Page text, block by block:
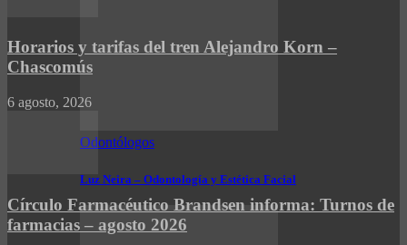
Odontólogos
Luz Neira – Odontología y Estética Facial
Horarios y tarifas del tren Alejandro Korn –
Chascomús
6 agosto, 2026
Círculo Farmacéutico Brandsen informa: Turnos de
farmacias – agosto 2026